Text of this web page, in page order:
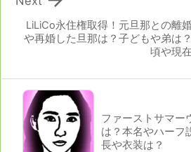
LiLiCo永住権取得！元旦那との離
や再婚した旦那は？子どもや弟は
頃や現
ファーストサマー
は？本名やハーフ
長や衣装は？